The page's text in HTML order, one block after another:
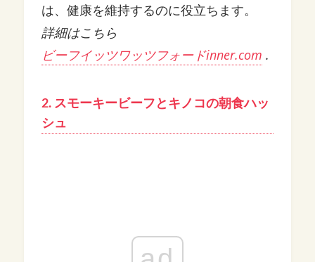
は、健康を維持するのに役立ちます。
詳細はこちら
ビーフイッツワッツフォードinner.com .
2. スモーキービーフとキノコの朝食ハッ
シュ